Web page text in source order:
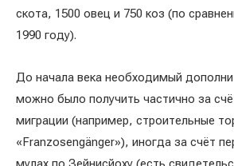
скота, 1500 овец и 750 коз (по
1990 году).
До начала века необходимый
можно было получить частично за
миграции (например, строительные
«Franzosengänger»), иногда за счёт